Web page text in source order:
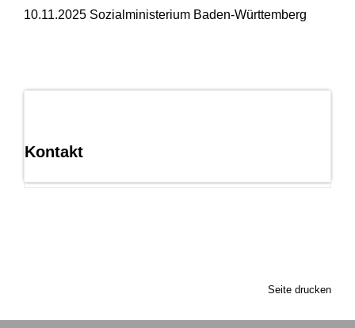
Kontakt
10.11.2025 Sozialministerium Baden-Württemberg
Seite drucken